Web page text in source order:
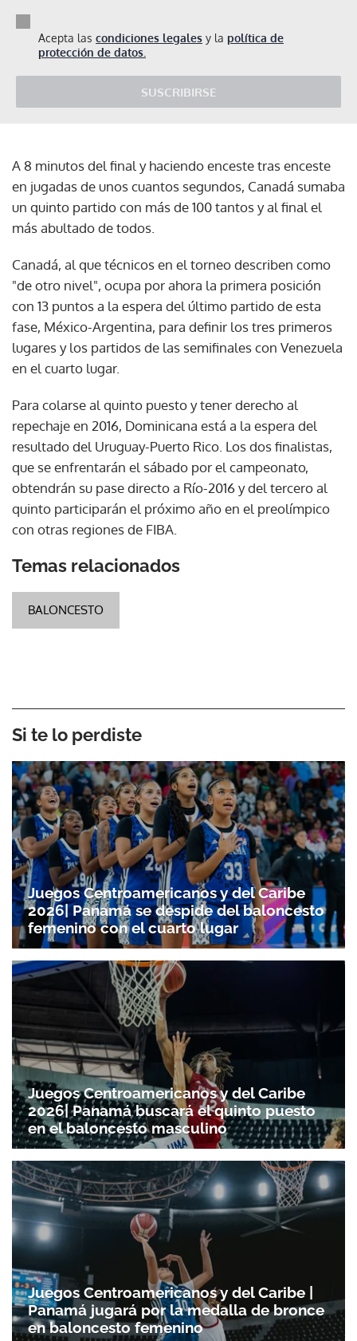
Acepta las condiciones legales y la política de
protección de datos.
SUSCRIBIRSE
A 8 minutos del final y haciendo enceste tras enceste
en jugadas de unos cuantos segundos, Canadá sumaba
un quinto partido con más de 100 tantos y al final el
más abultado de todos.
Canadá, al que técnicos en el torneo describen como
"de otro nivel", ocupa por ahora la primera posición
con 13 puntos a la espera del último partido de esta
fase, México-Argentina, para definir los tres primeros
lugares y los partidos de las semifinales con Venezuela
en el cuarto lugar.
Para colarse al quinto puesto y tener derecho al
repechaje en 2016, Dominicana está a la espera del
resultado del Uruguay-Puerto Rico. Los dos finalistas,
que se enfrentarán el sábado por el campeonato,
obtendrán su pase directo a Río-2016 y del tercero al
quinto participarán el próximo año en el preolímpico
con otras regiones de FIBA.
Temas relacionados
BALONCESTO
Si te lo perdiste
Juegos Centroamericanos y del Caribe
2026| Panamá se despide del baloncesto
femenino con el cuarto lugar
Juegos Centroamericanos y del Caribe
2026| Panamá buscará el quinto puesto
en el baloncesto masculino
Juegos Centroamericanos y del Caribe |
Panamá jugará por la medalla de bronce
en baloncesto femenino